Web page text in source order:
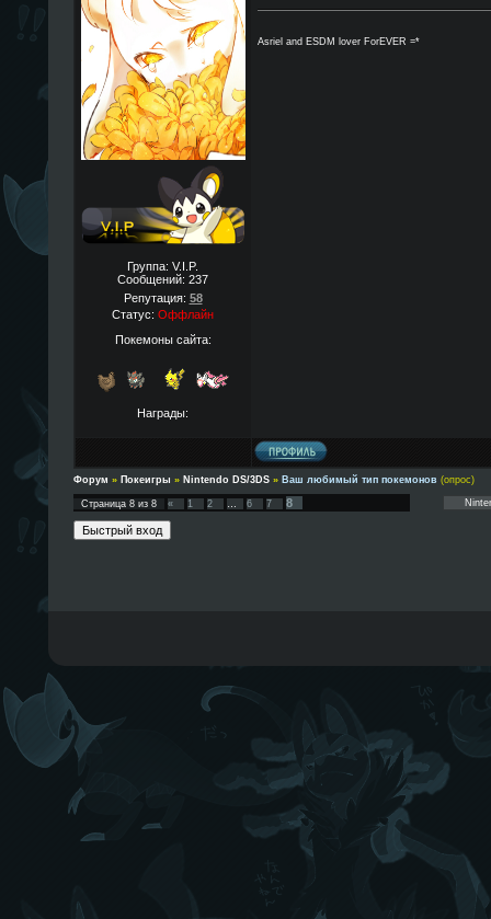
Группа: V.I.P.
Сообщений: 237
Репутация: 58
Статус: Оффлайн
Покемоны сайта:
Награды:
Asriel and ESDM lover ForEVER =*
Форум » Покеигры » Nintendo DS/3DS » Ваш любимый тип покемонов (опрос)
Страница 8из 8 « 1 2 … 6 7 8